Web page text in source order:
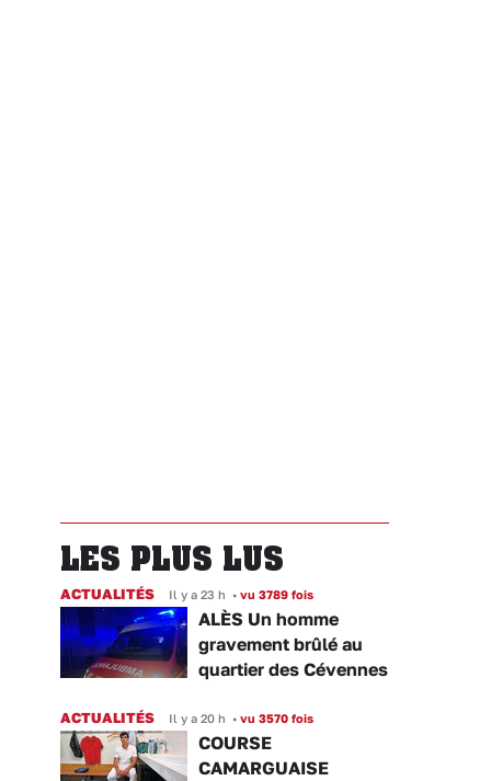
LES PLUS LUS
ACTUALITÉS Il y a 23 h • vu 3789 fois
ALÈS Un homme
gravement brûlé au
quartier des Cévennes
ACTUALITÉS Il y a 20 h • vu 3570 fois
COURSE
CAMARGUAISE